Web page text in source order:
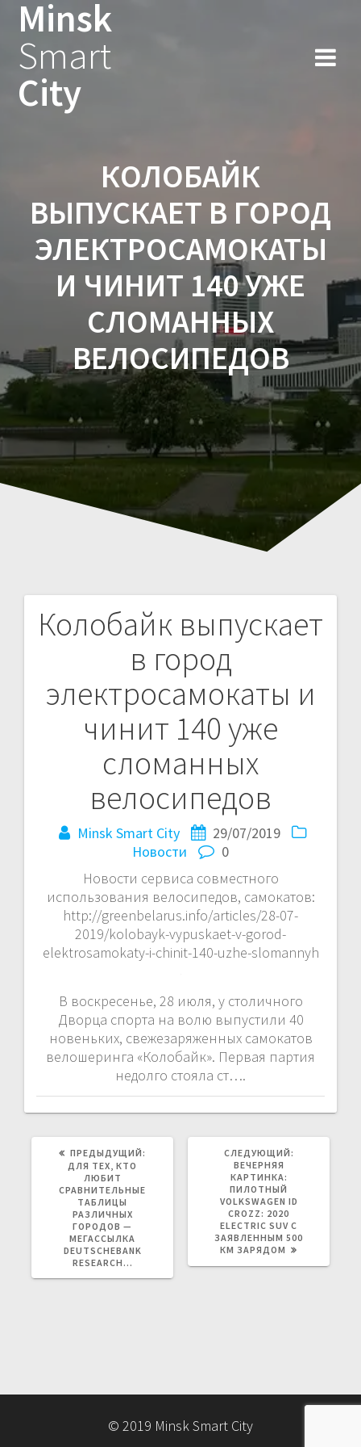
Minsk
Smart
City
КОЛОБАЙК
ВЫПУСКАЕТ В ГОРОД
ЭЛЕКТРОСАМОКАТЫ
И ЧИНИТ 140 УЖЕ
СЛОМАННЫХ
ВЕЛОСИПЕДОВ
Колобайк выпускает
в город
электросамокаты и
чинит 140 уже
сломанных
велосипедов
Minsk Smart City
29/07/2019
Новости
0
Новости сервиса совместного
использования велосипедов, самокатов:
http://greenbelarus.info/articles/28-07-
2019/kolobayk-vypuskaet-v-gorod-
elektrosamokaty-i-chinit-140-uzhe-slomannyh
В воскресенье, 28 июля, у столичного
Дворца спорта на волю выпустили 40
новеньких, свежезаряженных самокатов
велошеринга «Колобайк». Первая партия
недолго стояла ст….
Навигация
записям
ПРЕДЫДУЩИЙ:
ДЛЯ ТЕХ, КТО
ЛЮБИТ
СРАВНИТЕЛЬНЫЕ
ТАБЛИЦЫ
РАЗЛИЧНЫХ
ГОРОДОВ —
МЕГАССЫЛКА
DEUTSCHEBANK
RESEARCH…
СЛЕДУЮЩИЙ:
ВЕЧЕРНЯЯ
КАРТИНКА:
ПИЛОТНЫЙ
VOLKSWAGEN ID
CROZZ: 2020
ELECTRIC SUV С
ЗАЯВЛЕННЫМ 500
КМ ЗАРЯДОМ
© 2019 Minsk Smart City